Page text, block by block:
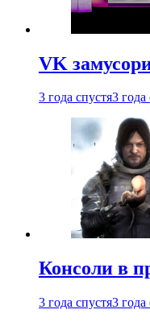
VK
3 года спустя3 года
Консоли в
3 года спустя3 года